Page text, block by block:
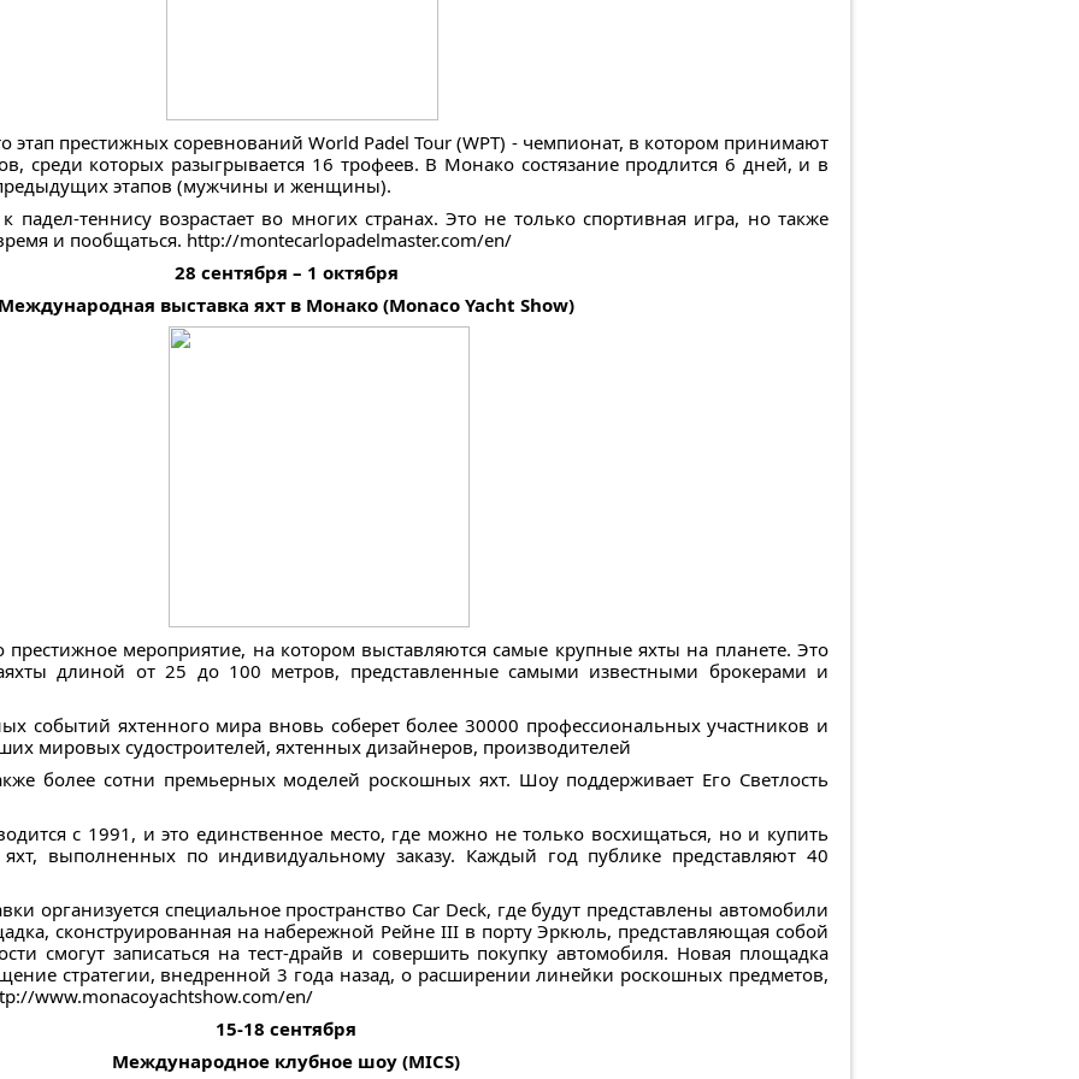
этап престижных соревнований World Padel Tour (WPT) - чемпионат, в котором принимают
среди которых разыгрывается 16 трофеев. В Монако состязание продлится 6 дней, и в
этапов (мужчины и женщины).
падел-теннису возрастает во многих странах. Это не только спортивная игра, но также
и пообщаться. http://montecarlopadelmaster.com/en/
28 сентября – 1 октября
выставка яхт в Монако (Monaco Yacht Show)
престижное мероприятие, на котором выставляются самые крупные яхты на планете. Это
длиной от 25 до 100 метров, представленные самыми известными брокерами и
событий яхтенного мира вновь соберет более 30000 профессиональных участников и
мировых судостроителей, яхтенных дизайнеров, производителей
более сотни премьерных моделей роскошных яхт. Шоу поддерживает Его Светлость
с 1991, и это единственное место, где можно не только восхищаться, но и купить
выполненных по индивидуальному заказу. Каждый год публике представляют 40
организуется специальное пространство Car Deck, где будут представлены автомобили
сконструированная на набережной Рейне III в порту Эркюль, представляющая собой
смогут записаться на тест-драйв и совершить покупку автомобиля. Новая площадка
стратегии, внедренной 3 года назад, о расширении линейки роскошных предметов,
www.monacoyachtshow.com/en/
15-18 сентября
Международное клубное шоу (MICS)